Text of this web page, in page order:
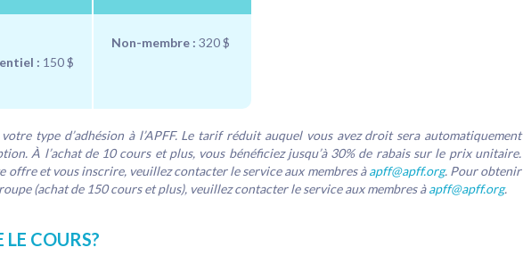
: 150 $
Non-membre : 320 $
type d’adhésion à l’APFF. Le tarif réduit auquel vous avez droit sera automatiquement
À l’achat de 10 cours et plus, vous bénéficiez jusqu’à 30% de rabais sur le prix unitaire.
offre et vous inscrire, veuillez contacter le service aux membres àapff@apff.org. Pour obtenir
(achat de 150 cours et plus), veuillez contacter le service aux membres àapff@apff.org.
LE COURS?